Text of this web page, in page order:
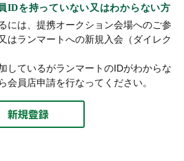
IDを持っていない又はわからない方
には、提携オークション会場へのご参
はランマートへの新規入会（ダイレク
しているがランマートのIDがわからな
会員店申請を行なってください。